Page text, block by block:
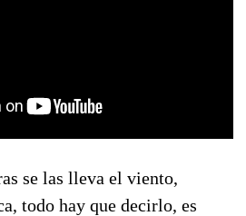
se las lleva el viento,
todo hay que decirlo, es